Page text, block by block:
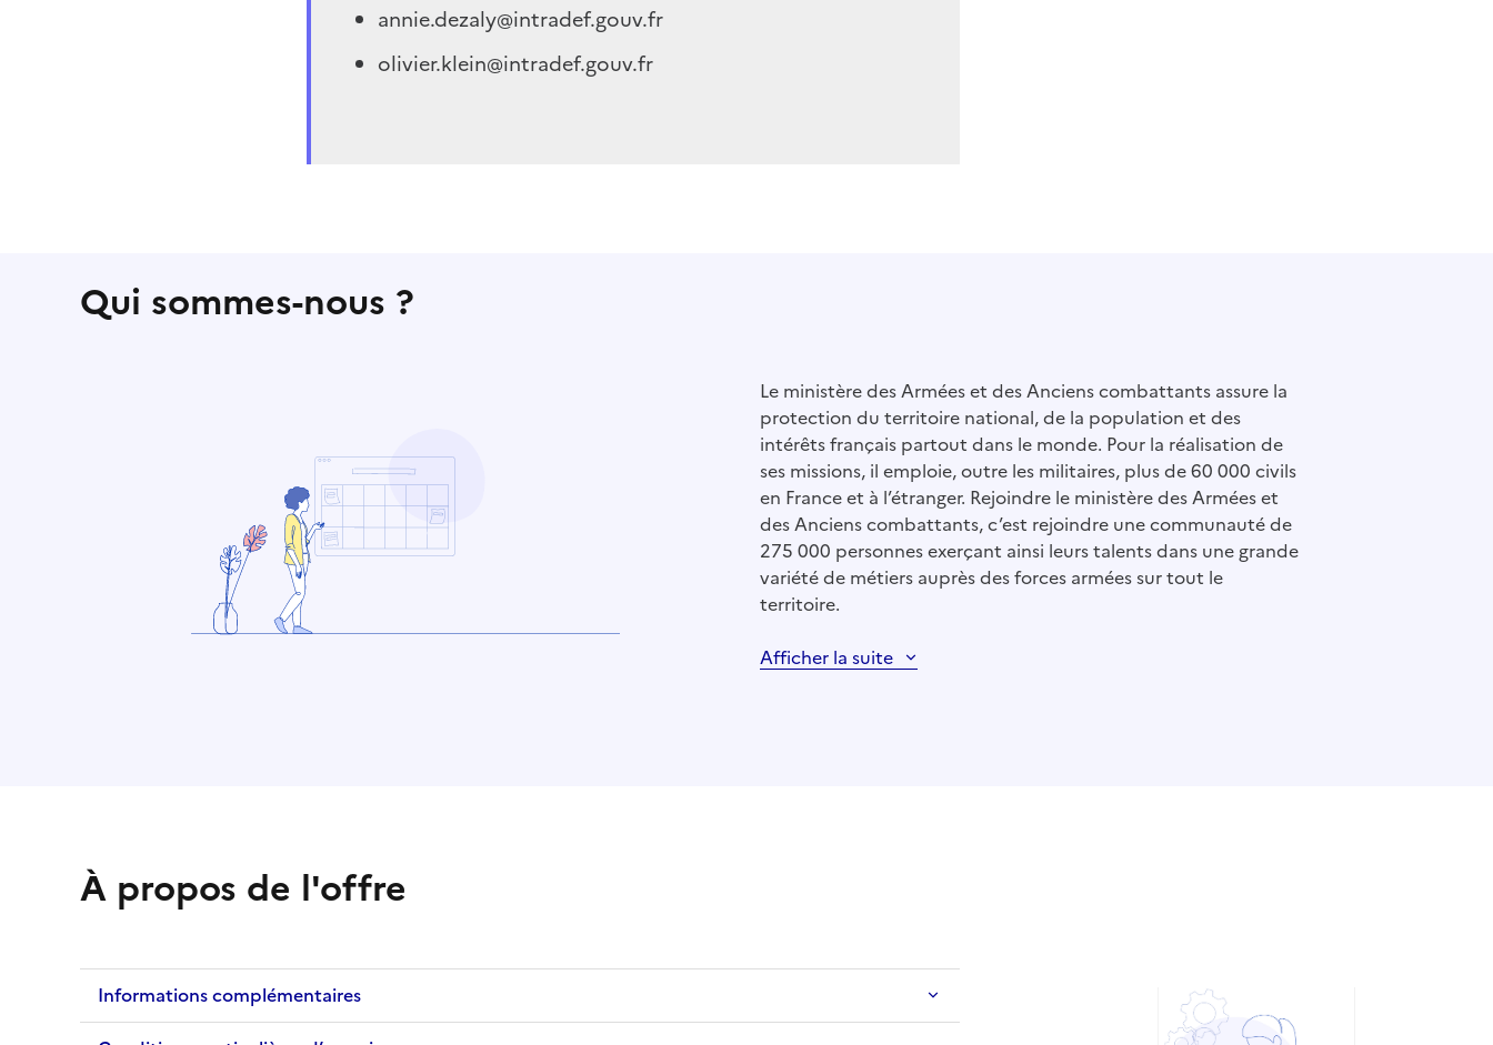
annie.dezaly@intradef.gouv.fr
olivier.klein@intradef.gouv.fr
Qui sommes-nous ?
Le ministère des Armées et des Anciens combattants assure la
protection du territoire national, de la population et des
intérêts français partout dans le monde. Pour la réalisation de
ses missions, il emploie, outre les militaires, plus de 60 000 civils
en France et à l’étranger. Rejoindre le ministère des Armées et
des Anciens combattants, c’est rejoindre une communauté de
275 000 personnes exerçant ainsi leurs talents dans une grande
variété de métiers auprès des forces armées sur tout le
territoire.
Afficher la suite
À propos de l'offre
Informations complémentaires